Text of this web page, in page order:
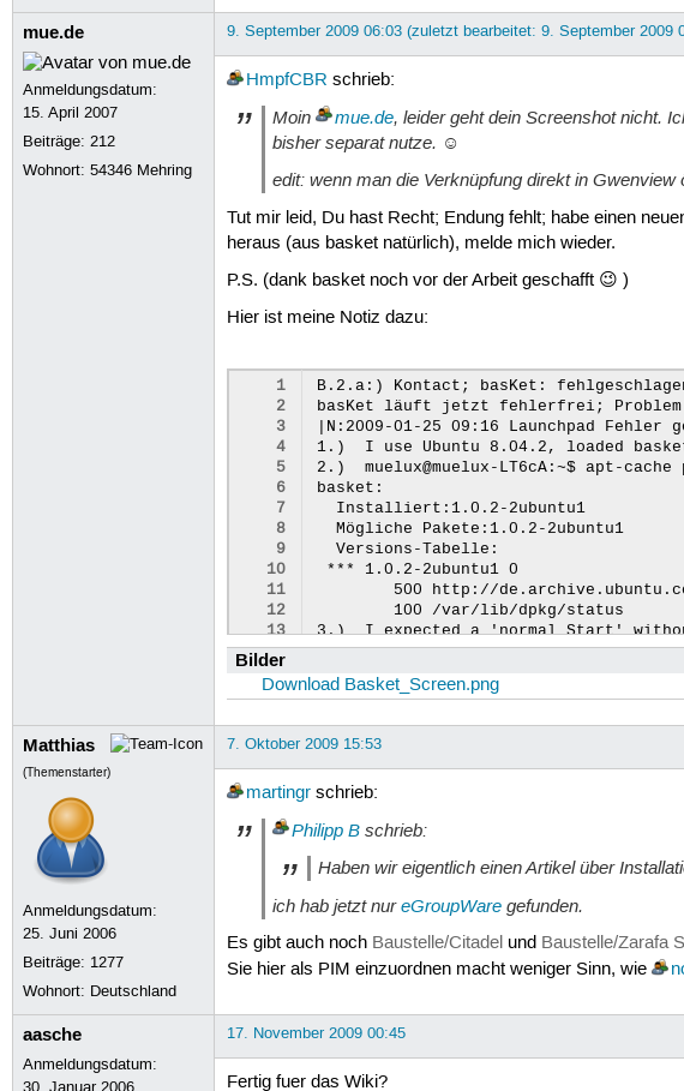
mue.de
Anmeldungsdatum:
15. April 2007
Beiträge:212
Wohnort: 54346 Mehring
9. September 2009 06:03 (zuletzt bearbeitet: 9. September 2009
HmpfCBR schrieb:
Moin mue.de, leider geht dein Screenshot nicht.
bisher separat nutze. ☺
edit: wenn man die Verknüpfung direkt in Gwenview
Tut mir leid, Du hast Recht; Endung fehlt; habe einen
heraus (aus basket natürlich), melde mich wieder.
P.S. (dank basket noch vor der Arbeit geschafft 😉 )
Hier ist meine Notiz dazu:
1
2
3
4
5
6
7
8
9
10
11
12
13
14
15
16
19
20
21
23
25
26
27
28
30
32
33
34
35
B.2.a:)	Kontact; basKet: fehlgeschlagener Versuch Krypto-Engine..?
basKet läuft jetzt fehlerfrei; Problem
|N:2009-01-25 09:16 Launchpad Fehler
1.)  I use Ubuntu 8.04.2, loaded
2.)  muelux@muelux-LT6cA:~$ apt-
basket:
  Installiert:1.0.2-2ubuntu1
  Mögliche Pakete:1.0.2-2ubuntu1
  Versions-Tabelle:
*** 1.0.2-2ubuntu1 0
500 http://
        100 /var/lib/dpkg/status
3.)  I expected a 'normal Start'
4.)  Errormessage 'GPGME: Ungültige
|N:2009-03-08 17:25
  Mögliche Pakete:1.0.2-2ubuntu1
  Versions-Tabelle:
*** 1.0.2-2ubuntu1 0
        100 /var/lib/dpkg/status
kontact:
Installiert:4:3.5.10-
Mögliche Pakete:4:3.5.10-
  Versions-Tabelle:
500 http://
        100 /var/lib/dpkg/status
     4:3.5.10-0ubuntu1~hardy2 0
500 http://
     4:3.5.9-0ubuntu3 0
Bilder
Download Basket_Screen.png
Matthias
(Themenstarter)
Anmeldungsdatum:
25. Juni 2006
Beiträge: 1277
Wohnort: Deutschland
7. Oktober 2009 15:53
martingrschrieb:
Philipp Bschrieb:
Haben wir eigentlich einen Artikel über
ich hab jetzt nureGroupWaregefunden.
Es gibt auch noch Baustelle/Citadelund Baustelle/Zarafa
Sie hier als PIM einzuordnen macht weniger Sinn, wie
aasche
Anmeldungsdatum:
30. Januar 2006
17. November 2009 00:45
Fertig fuer das Wiki?